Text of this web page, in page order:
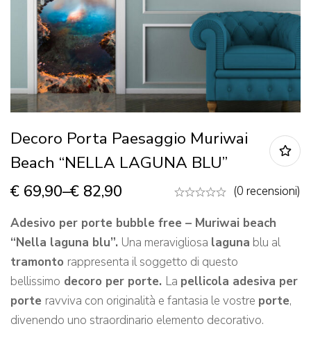
Decoro Porta Paesaggio Muriwai
Beach “NELLA LAGUNA BLU”
€ 69,90–€ 82,90
(0 recensioni)
Adesivo per porte bubble free – Muriwai beach
“Nella laguna blu”. Una meravigliosa laguna blu al
tramonto rappresenta il soggetto di questo
bellissimo decoro per porte. La pellicola adesiva per
porte ravviva con originalità e fantasia le vostre porte,
divenendo uno straordinario elemento decorativo.